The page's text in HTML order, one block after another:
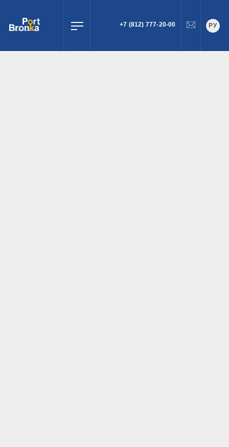
ПОИСК
+7 (812) 777-20-00 РУ